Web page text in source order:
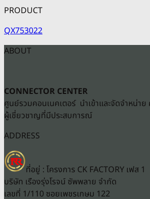
PRODUCT
QX753022
ABOUT
CONNECTOR CENTER
ศูนย์รวมคอนเนคเตอร์ นำเข้าและจัดจำหน่า
ผู้เชี่ยวชาญที่มีประสบการณ์
ADDRESS
ที่อยู่ : โครงการ CK FACTORY เฟส 1
บริษัท เรืองรุ่งโรจน์ ซัพพลาย จำกัด
เลขที่ 1/110 ซอยเพชรเกษม 122